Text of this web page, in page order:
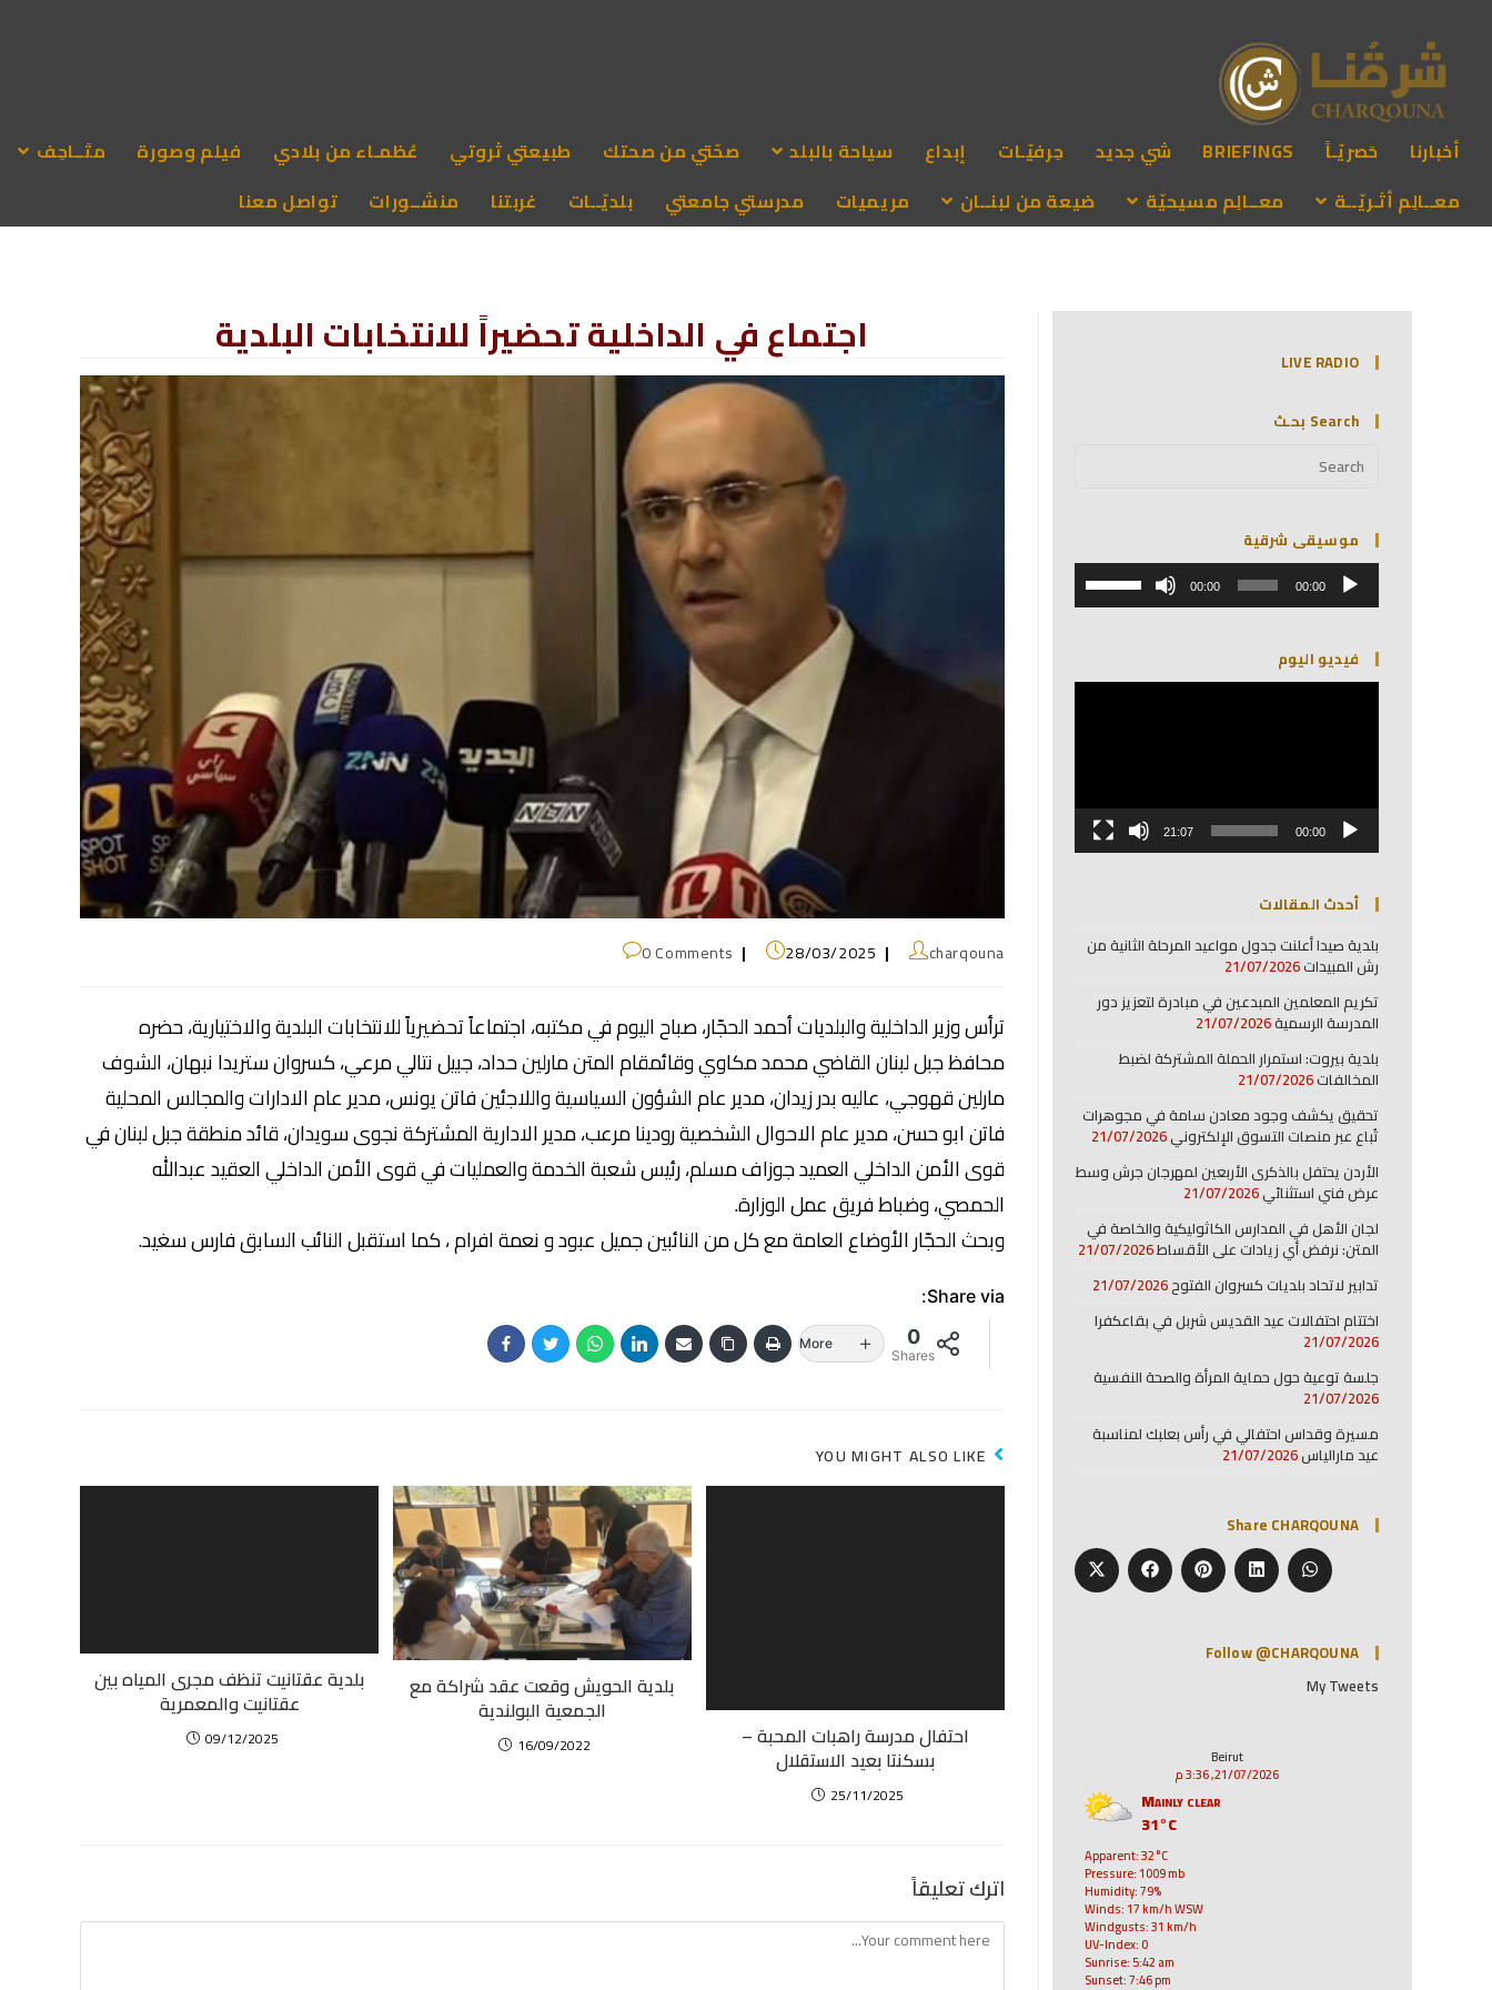
أخبارنا حَصريّـاً BRIEFINGS شي جديد حِرفيّـات إبداع سياحة بالبلد صحّتي من صحتك طبيعتي ثروتي عُظمـاء من بلادي فيلم وصورة
متَــاحِف
معــالِم أثـريّــة
معــالِم مسيحيّة ضيعة من لبنــان مريميات مدرستي جامعتي بلديّــات غربتنا منشــورات تواصل معنا
اجتماع في الداخلية تحضيراً للانتخابات البلدية
charqouna
28/03/2025
0 Comments
ترأس وزير الداخلية والبلديات أحمد الحجّار، صباح اليوم في مكتبه، اجتماعاً تحضيرياً للانتخابات البلدية والاختيارية، حضره
محافظ جبل لبنان القاضي محمد مكاوي وقائمقام المتن مارلين حداد، جبيل نتالي مرعي، كسروان ستريدا نبهان، الشوف
مارلين قهوجي، عاليه بدر زيدان، مدير عام الشؤون السياسية واللاجئين فاتن يونس، مدير عام الادارات والمجالس المحلية
فاتن ابو حسن، مدير عام الاحوال الشخصية رودينا مرعب، مدير الادارية المشتركة نجوى سويدان، قائد منطقة جبل لبنان في
قوى الأمن الداخلي العميد جوزاف مسلم، رئيس شعبة الخدمة والعمليات في قوى الأمن الداخلي العقيد عبدالله
الحمصي، وضباط فريق عمل الوزارة.
وبحث الحجّار الأوضاع العامة مع كل من النائبين جميل عبود و نعمة افرام ، كما استقبل النائب السابق فارس سغيد.
Share via:
0
Shares
More
YOU MIGHT ALSO LIKE
بلدية عقتانيت تنظف مجرى المياه بين
عقتانيت والمعمرية
09/12/2025
بلدية الحويش وقعت عقد شراكة مع
الجمعية البولندية
16/09/2022 احتفال مدرسة راهبات المحبة –
بسكنتا بعيد الاستقلال
25/11/2025
اترك تعليقاً
LIVE RADIO
Search بحـث
موسيقى شرقية
مشغل
الصوت 00:00
00:00
مفاتيح
لزيادة
فيديو اليوم
مشغل
00:00
21:07
أحدث المقالات
بلدية صيدا أعلنت جدول مواعيد المرحلة الثانية من
رش المبيدات21/07/2026
تكريم المعلمين المبدعين في مبادرة لتعزيز دور
المدرسة الرسمية21/07/2026
بلدية بيروت: استمرار الحملة المشتركة لضبط
المخالفات21/07/2026
تحقيق يكشف وجود معادن سامة في مجوهرات
تُباع عبر منصات التسوق الإلكتروني21/07/2026
الأردن يحتفل بالذكرى الأربعين لمهرجان جرش وسط
عرض فني استثنائي21/07/2026
لجان الأهل في المدارس الكاثوليكية والخاصة في
المتن: نرفض أي زيادات على الأقساط21/07/2026
تدابير لاتحاد بلديات كسروان الفتوح21/07/2026
اختتام احتفالات عيد القديس شربل في بقاعكفرا
21/07/2026
جلسة توعية حول حماية المرأة والصحة النفسية
21/07/2026
مسيرة وقداس احتفالي في رأس بعلبك لمناسبة
عيد مارالياس21/07/2026
Share CHARQOUNA
Follow @CHARQOUNA
My Tweets
Beirut
21/07/2026, 3:36 م
Mainly clear
31°C
Apparent: 32°C
Pressure: 1009 mb
Humidity: 79%
Winds: 17 km/h WSW
Windgusts: 31 km/h
UV-Index: 0
Sunrise: 5:42 am
Sunset: 7:46 pm